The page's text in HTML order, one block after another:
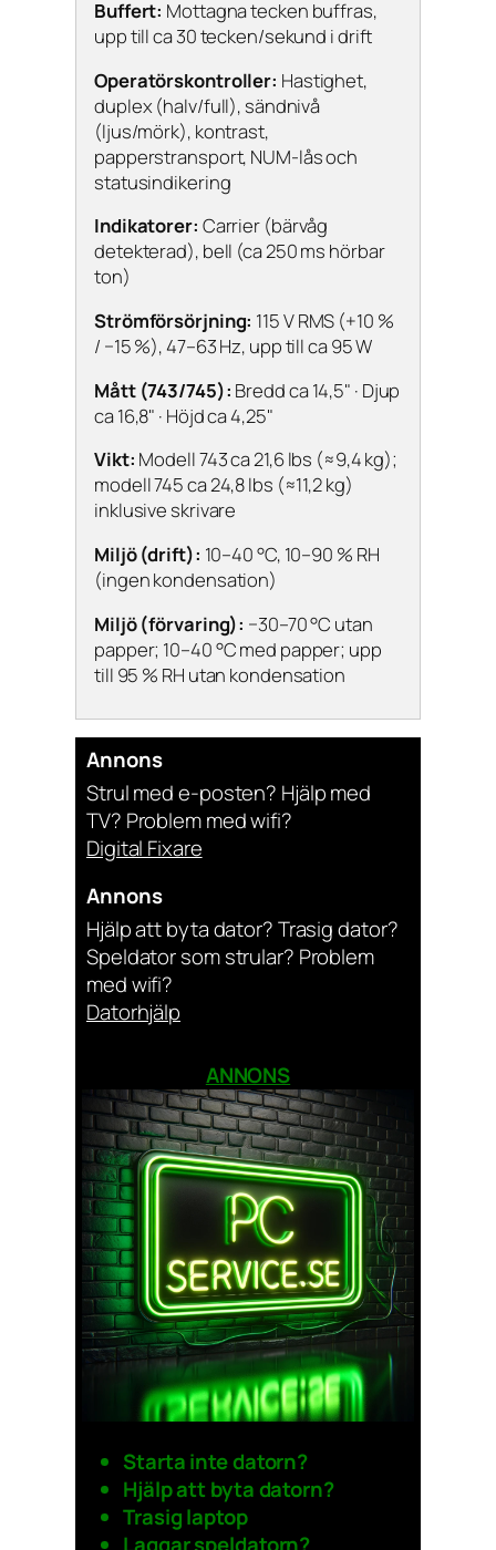
Buffert: Mottagna tecken buffras,
upp till ca 30 tecken/sekund i drift
Operatörskontroller: Hastighet,
duplex (halv/full), sändnivå
(ljus/mörk), kontrast,
papperstransport, NUM-lås och
statusindikering
Indikatorer: Carrier (bärvåg
detekterad), bell (ca 250 ms hörbar
ton)
Strömförsörjning: 115 V RMS (+10 %
/ −15 %), 47–63 Hz, upp till ca 95 W
Mått (743/745): Bredd ca 14,5" · Djup
ca 16,8" · Höjd ca 4,25"
Vikt: Modell 743 ca 21,6 lbs (≈9,4 kg);
modell 745 ca 24,8 lbs (≈11,2 kg)
inklusive skrivare
Miljö (drift): 10–40 °C, 10–90 % RH
(ingen kondensation)
Miljö (förvaring): −30–70 °C utan
papper; 10–40 °C med papper; upp
till 95 % RH utan kondensation
Annons
Strul med e-posten? Hjälp med
TV? Problem med wifi?
Digital Fixare
Annons
Hjälp att byta dator? Trasig dator?
Speldator som strular? Problem
med wifi?
Datorhjälp
ANNONS
Starta inte datorn?
Hjälp att byta datorn?
Trasig laptop